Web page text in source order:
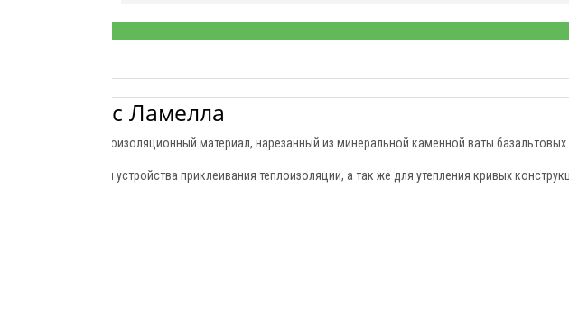
Руф Баттс Ламелла
полосный теплоизоляционный материал, нарезанный из минеральной каменной ваты базальтовых
используются для устройства приклеивания теплоизоляции, а так же для утепления кривых